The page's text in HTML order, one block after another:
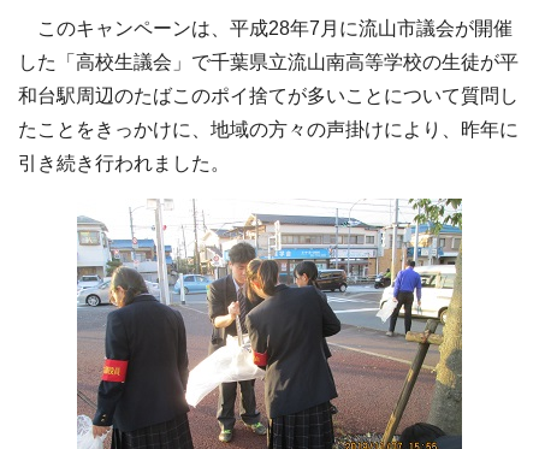
このキャンペーンは、平成28年7月に流山市議会が開催
した「高校生議会」で千葉県立流山南高等学校の生徒が平
和台駅周辺のたばこのポイ捨てが多いことについて質問し
たことをきっかけに、地域の方々の声掛けにより、昨年に
引き続き行われました。